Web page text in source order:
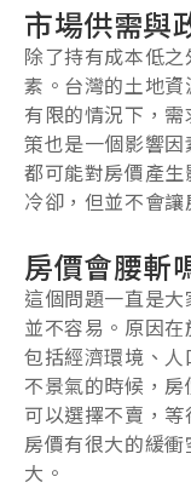
市場供需與
除了持有成本低
素。台灣的土地
有限的情況下，
策也是一個影響因
都可能對房價產
冷卻，但並不會讓
房價會腰斬
這個問題一直是
並不容易。原因
包括經濟環境、
不景氣的時候，
可以選擇不賣，
房價有很大的緩
大。